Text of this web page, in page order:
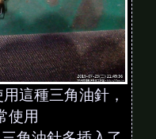
這種三角油針，
使用